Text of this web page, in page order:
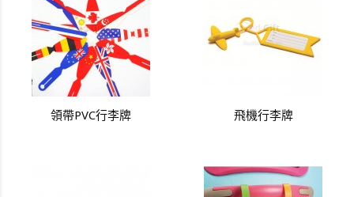
領帶PVC行李牌 飛機行李牌